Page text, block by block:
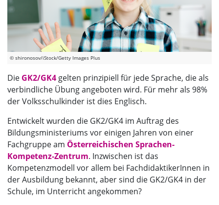
© shironosov/iStock/Getty Images Plus
Die GK2/GK4 gelten prinzipiell für jede Sprache, die als
verbindliche Übung angeboten wird. Für mehr als 98%
der Volksschulkinder ist dies Englisch.
Entwickelt wurden die GK2/GK4 im Auftrag des
Bildungsministeriums vor einigen Jahren von einer
Fachgruppe am Österreichischen Sprachen-
Kompetenz-Zentrum​​​​​​​. Inzwischen ist das
Kompetenzmodell vor allem bei FachdidaktikerInnen in
der Ausbildung bekannt, aber sind die GK2/GK4 in der
Schule, im Unterricht angekommen?